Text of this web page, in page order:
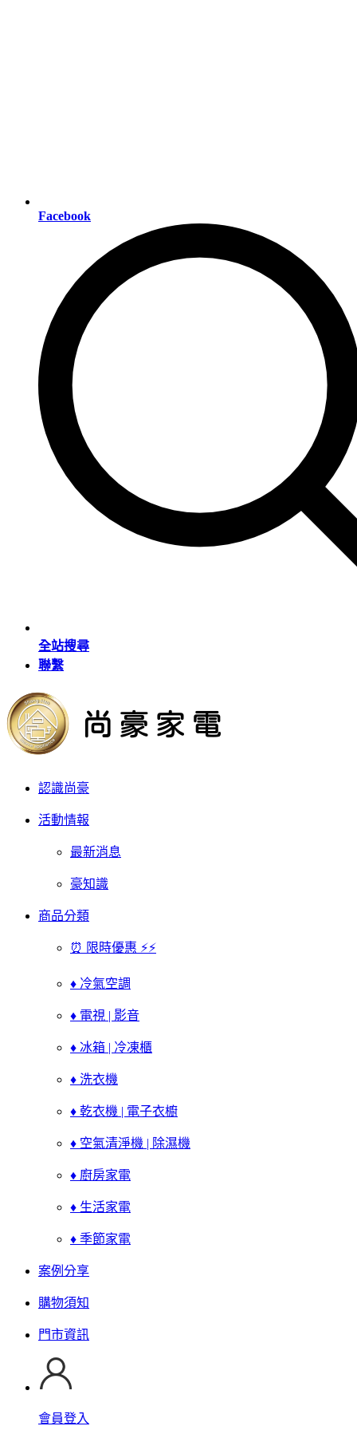
Facebook
全站搜尋
聯繫
認識尚豪
活動情報
最新消息
豪知識
商品分類
⏰ 限時優惠 ⚡⚡
♦ 冷氣空調
♦ 電視 | 影音
♦ 冰箱 | 冷凍櫃
♦ 洗衣機
♦ 乾衣機 | 電子衣櫥
♦ 空氣清淨機 | 除濕機
♦ 廚房家電
♦ 生活家電
♦ 季節家電
案例分享
購物須知
門市資訊
會員登入